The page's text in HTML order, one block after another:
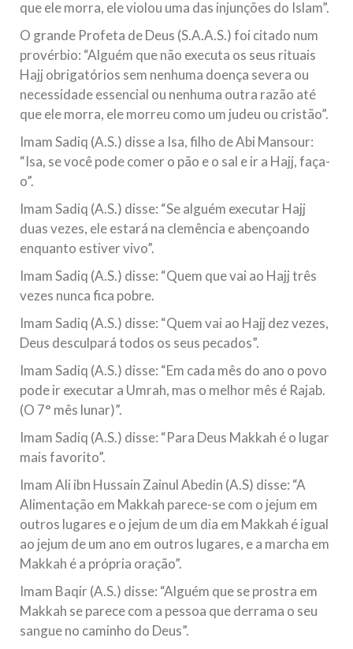
que ele morra, ele violou uma das injunções do Islam”.
O grande Profeta de Deus (S.A.A.S.) foi citado num
provérbio: “Alguém que não executa os seus rituais
Hajj obrigatórios sem nenhuma doença severa ou
necessidade essencial ou nenhuma outra razão até
que ele morra, ele morreu como um judeu ou cristão”.
Imam Sadiq (A.S.) disse a Isa, filho de Abi Mansour:
“Isa, se você pode comer o pão e o sal e ir a Hajj, faça-
o”.
Imam Sadiq (A.S.) disse: “Se alguém executar Hajj
duas vezes, ele estará na clemência e abençoando
enquanto estiver vivo”.
Imam Sadiq (A.S.) disse: “Quem que vai ao Hajj três
vezes nunca fica pobre.
Imam Sadiq (A.S.) disse: “Quem vai ao Hajj dez vezes,
Deus desculpará todos os seus pecados”.
Imam Sadiq (A.S.) disse: “Em cada mês do ano o povo
pode ir executar a Umrah, mas o melhor mês é Rajab.
(O 7° mês lunar)”.
Imam Sadiq (A.S.) disse: “Para Deus Makkah é o lugar
mais favorito”.
Imam Ali ibn Hussain Zainul Abedin (A.S) disse: “A
Alimentação em Makkah parece-se com o jejum em
outros lugares e o jejum de um dia em Makkah é igual
ao jejum de um ano em outros lugares, e a marcha em
Makkah é a própria oração”.
Imam Baqir (A.S.) disse: “Alguém que se prostra em
Makkah se parece com a pessoa que derrama o seu
sangue no caminho do Deus”.